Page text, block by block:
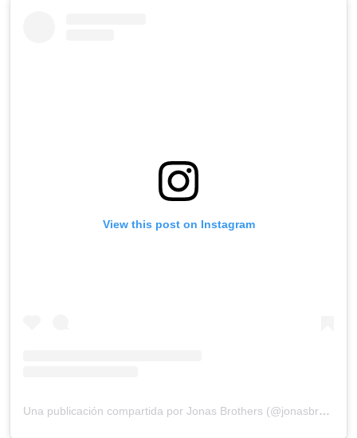
View this post on Instagram
Una publicación compartida por Jonas Brothers (@jonasbrothers)